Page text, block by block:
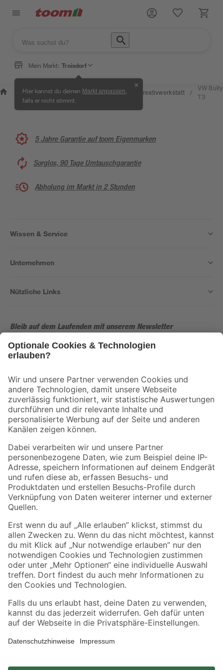
Mein Markt: Troisdorf
Hier kannst du deinen Markt anpassen
falls er nicht stimmt.
✕
Wissen &
Service
/
Selbermachen &
Ratgeber
Kreativwerkstatt /
VW Bully
T3
5 Jahre Garantie auf toom Eigenmarken
Sorglos, 90 Tage Umtauschgarantie
Abholung im Markt in 2 Stunden
Wissen & Service
Unternehmen
Nützliche Links
Bleib auf dem Laufenden mit unserem Newsletter
Der toom Newsletter: Keine Angebote und Aktionen mehr verpassen!
Folge uns
Zahlungsarten Versandarten
Sicher einkaufen
Jetzt die toom-App herunterladen
Alle Preisangaben in EUR inkl. gesetzl. MwSt.. Die dargestellten Angebote sind unter
Umständen nicht in allen Märkten verfügbar. Die angegebenen Verfügbarkeiten beziehen
sich auf den unter "Mein Markt" ausgewählten toom Baumarkt. Alle Angebote und
*Paketversand ab 59 € versandkostenfrei, gilt nicht für Artikel mit Speditionsversand, hier
fallen zusätzliche Versandkosten an.